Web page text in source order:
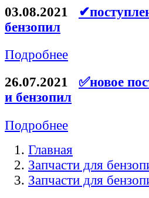
03.08.2021
бензопил
Подробнее
26.07.2021
✅новое
и бензопил
Подробнее
Главная
Запчасти для
Запчасти для